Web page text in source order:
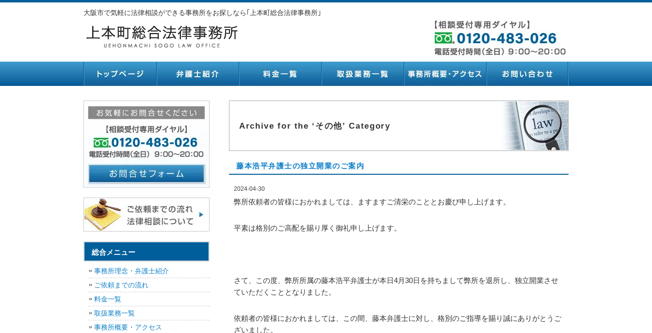
大阪市で気軽に法律相談ができる事務所をお探しなら｢上本町総合法律事務所｣
Archive for the ‘その他’ Category
藤本浩平弁護士の独立開業のご案内
2024-04-30
弊所依頼者の皆様におかれましては、ますますご清栄のこととお慶び申し上げます。
平素は格別のご高配を賜り厚く御礼申し上げます。
さて、この度、弊所所属の藤本浩平弁護士が本日4月30日を持ちまして弊所を退所し、独立開業させ
ていただくこととなりました。
依頼者の皆様におかれましては、この間、藤本弁護士に対し、格別のご指導を賜り誠にありがとうご
ざいました。
総合メニュー
事務所理念・弁護士紹介
ご依頼までの流れ
料金一覧
取扱業務一覧
事務所概要・アクセス